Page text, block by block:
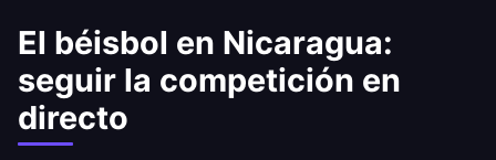
El béisbol en Nicaragua:
seguir la competición en
directo